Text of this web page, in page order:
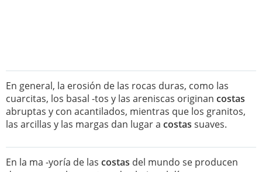
En general, la erosión de las rocas duras, como las
cuarcitas, los basal -tos y las areniscas originan costas
abruptas y con acantilados, mientras que los granitos,
las arcillas y las margas dan lugar a costas suaves.
En la ma -yoría de las costas del mundo se producen